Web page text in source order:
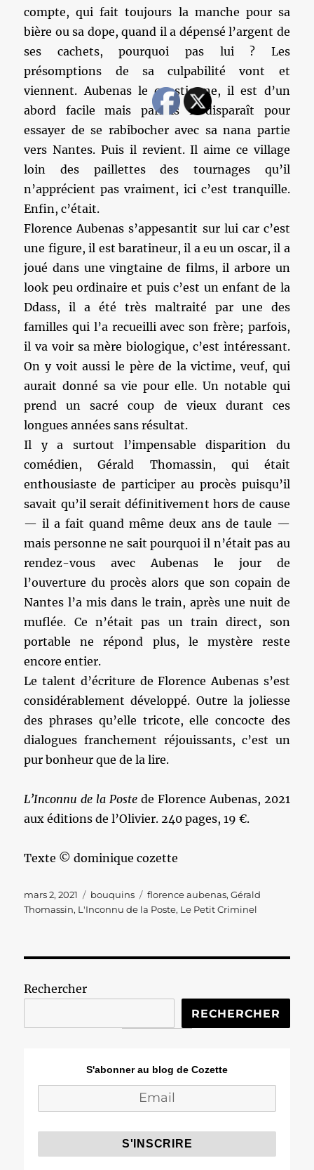
compte, qui fait toujours la manche pour sa
bière ou sa dope, quand il a dépensé l’argent de
ses cachets, pourquoi pas lui ? Les
présomptions de sa culpabilité vont et
viennent. Aubenas le questionne, il est d’un
abord facile mais parfois il disparaît pour
essayer de se rabibocher avec sa nana partie
vers Nantes. Puis il revient. Il aime ce village
loin des paillettes des tournages qu’il
n’apprécient pas vraiment, ici c’est tranquille.
Enfin, c’était.
Florence Aubenas s’appesantit sur lui car c’est
une figure, il est baratineur, il a eu un oscar, il a
joué dans une vingtaine de films, il arbore un
look peu ordinaire et puis c’est un enfant de la
Ddass, il a été très maltraité par une des
familles qui l’a recueilli avec son frère; parfois,
il va voir sa mère biologique, c’est intéressant.
On y voit aussi le père de la victime, veuf, qui
aurait donné sa vie pour elle. Un notable qui
prend un sacré coup de vieux durant ces
longues années sans résultat.
Il y a surtout l’impensable disparition du
comédien, Gérald Thomassin, qui était
enthousiaste de participer au procès puisqu’il
savait qu’il serait définitivement hors de cause
— il a fait quand même deux ans de taule —
mais personne ne sait pourquoi il n’était pas au
rendez-vous avec Aubenas le jour de
l’ouverture du procès alors que son copain de
Nantes l’a mis dans le train, après une nuit de
muflée. Ce n’était pas un train direct, son
portable ne répond plus, le mystère reste
encore entier.
Le talent d’écriture de Florence Aubenas s’est
considérablement développé. Outre la joliesse
des phrases qu’elle tricote, elle concocte des
dialogues franchement réjouissants, c’est un
pur bonheur que de la lire.
L’Inconnu de la Poste de Florence Aubenas, 2021
aux éditions de l’Olivier. 240 pages, 19 €.
Texte © dominique cozette
Publié
le
mars 2, 2021 Catégories
bouquins Étiquettes
florence aubenas,Gérald
Thomassin, L'Inconnu de la Poste, Le Petit Criminel
Rechercher
RECHERCHER
S'abonner au blog de Cozette